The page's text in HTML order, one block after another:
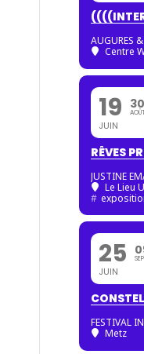
AUGURES
Centre
19
JUIN
30
RÊVES
JUSTINE
Le Lieu
#
25
JUIN
SEP
FESTIVAL
Metz